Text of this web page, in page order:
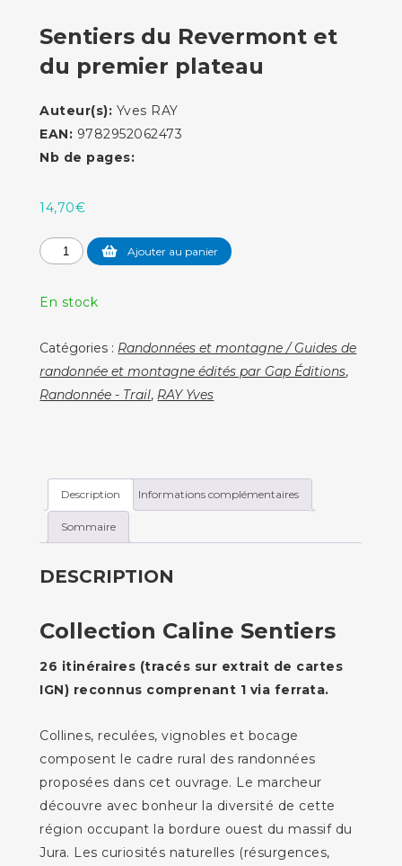
Sentiers du Revermont et
du premier plateau
Auteur(s): Yves RAY
EAN: 9782952062473
Nb de pages:
14,70€
quantité
Sentiers
Revermont
et
du
Ajouter au panier
En stock
Catégories : Randonnées et montagne / Guides de
randonnée et montagne édités par Gap Éditions,
Randonnée - Trail, RAY Yves
Description Informations complémentaires
Sommaire
DESCRIPTION
Collection Caline Sentiers
26 itinéraires (tracés sur extrait de cartes
IGN) reconnus comprenant 1 via ferrata.
Collines, reculées, vignobles et bocage
composent le cadre rural des randonnées
proposées dans cet ouvrage. Le marcheur
découvre avec bonheur la diversité de cette
région occupant la bordure ouest du massif du
Jura. Les curiosités naturelles (résurgences,